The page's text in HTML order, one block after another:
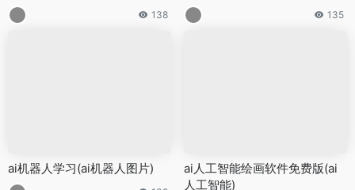
138 135
ai机器人学习(ai机器人图片)
ai人工智能绘画软件免费版(ai
人工智能)